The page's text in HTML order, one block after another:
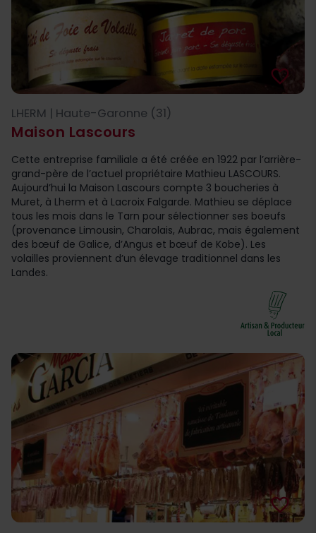
Maison Lascours
favorite_border
LHERM | Haute-Garonne (31)
Cette entreprise familiale a été créée en 1922 par l’arrière-
grand-père de l’actuel propriétaire Mathieu LASCOURS.
Aujourd’hui la Maison Lascours compte 3 boucheries à
Muret, à Lherm et à Lacroix Falgarde. Mathieu se déplace
tous les mois dans le Tarn pour sélectionner ses boeufs
(provenance Limousin, Charolais, Aubrac, mais également
des bœuf de Galice, d’Angus et bœuf de Kobe). Les
volailles proviennent d’un élevage traditionnel dans les
Landes.
favorite_border